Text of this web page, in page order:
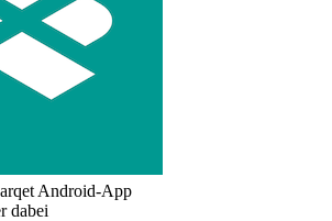
Android-App
dabei